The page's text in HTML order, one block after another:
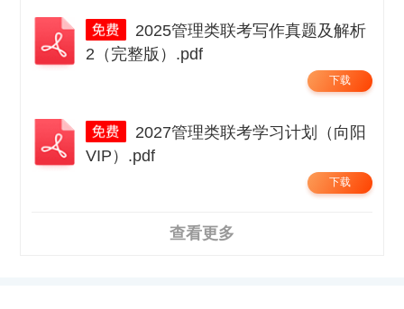
2（完整版）.pdf
下载
VIP）.pdf
下载
查看更多